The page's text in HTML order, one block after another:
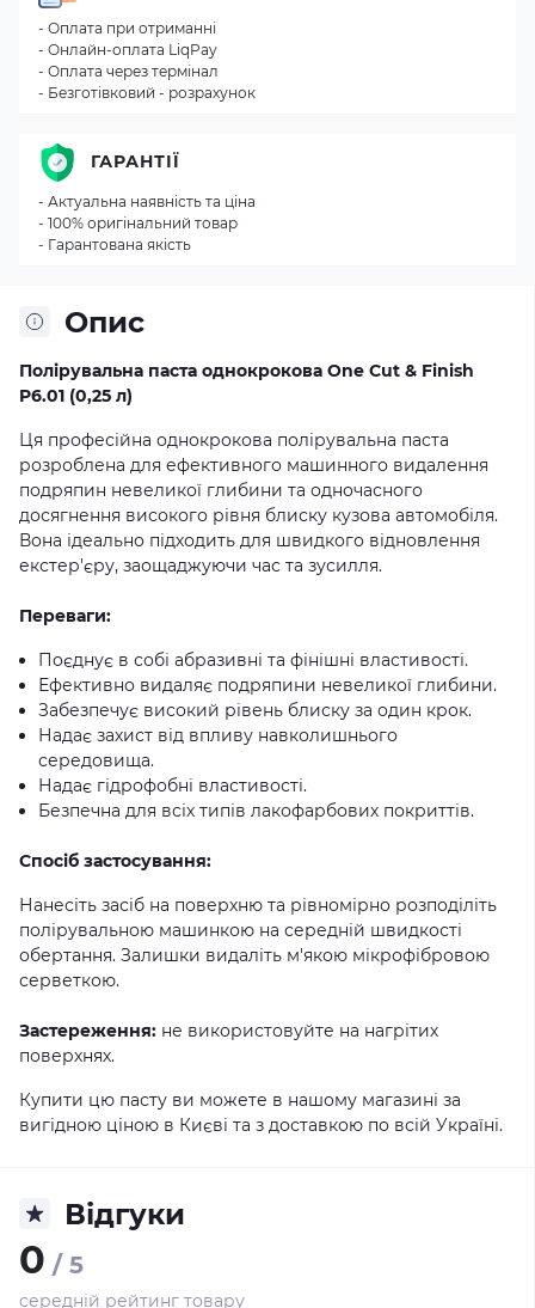
Опис
Полірувальна паста однокрокова One Cut & Finish
P6.01 (0,25 л)
Ця професійна однокрокова полірувальна паста
розроблена для ефективного машинного видалення
подряпин невеликої глибини та одночасного
досягнення високого рівня блиску кузова автомобіля.
Вона ідеально підходить для швидкого відновлення
екстер'єру, заощаджуючи час та зусилля.
Переваги:
Поєднує в собі абразивні та фінішні властивості.
Ефективно видаляє подряпини невеликої глибини.
Забезпечує високий рівень блиску за один крок.
Надає захист від впливу навколишнього
середовища.
Надає гідрофобні властивості.
Безпечна для всіх типів лакофарбових покриттів.
Спосіб застосування:
Нанесіть засіб на поверхню та рівномірно розподіліть
полірувальною машинкою на середній швидкості
обертання. Залишки видаліть м'якою мікрофібровою
серветкою.
Застереження: не використовуйте на нагрітих
поверхнях.
Купити цю пасту ви можете в нашому магазині за
вигідною ціною в Києві та з доставкою по всій Україні.
Відгуки
0 / 5
середній рейтинг товару
- Оплата при отриманні
- Онлайн-оплата LiqPay
- Оплата через термінал
- Безготівковий - розрахунок
ГАРАНТІЇ
- Актуальна наявність та ціна
- 100% оригінальний товар
- Гарантована якість